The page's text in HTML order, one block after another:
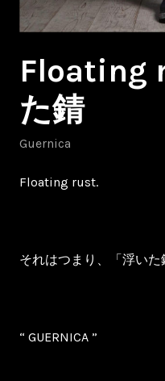
Floating
た錆
Guernica
Floating rust.
それはつまり、「浮いた
“ GUERNICA ”